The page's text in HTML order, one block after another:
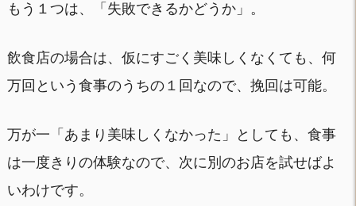
もう１つは、「失敗できるかどうか」。
飲食店の場合は、仮にすごく美味しくなくても、何
万回という食事のうちの１回なので、挽回は可能。
万が一「あまり美味しくなかった」としても、食事
は一度きりの体験なので、次に別のお店を試せばよ
いわけです。